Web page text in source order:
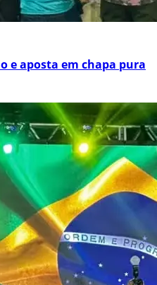
e aposta em chapa pura